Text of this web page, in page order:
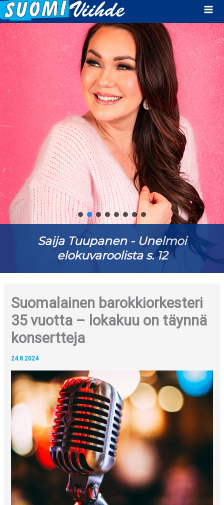
Saija Tuupanen - Unelmoi
elokuvaroolista s. 12
Suomalainen barokkiorkesteri
35 vuotta – lokakuu on täynnä
konsertteja
24.8.2024